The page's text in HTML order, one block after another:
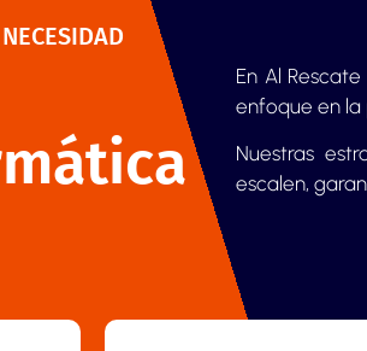
En Al
enfoque en la
Nuestras
escalen,